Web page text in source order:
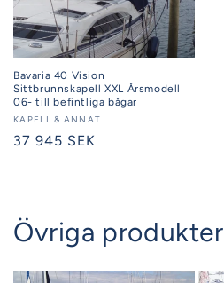
Bavaria 40 Vision
Sittbrunnskapell XXL Årsmodell
06- till befintliga bågar
Säljare:
KAPELL & ANNAT
Ordinarie
37 945 SEK
Övriga produkter